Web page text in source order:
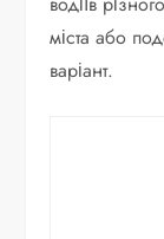
міста або
варіант.